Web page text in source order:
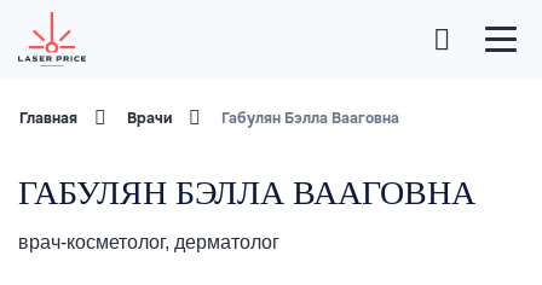
Главная Врачи Габулян Бэлла Вааговна
ГАБУЛЯН БЭЛЛА ВААГОВНА
врач-косметолог, дерматолог